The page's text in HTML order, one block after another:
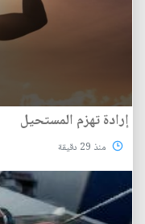
إرادة تهزم المستحيل
منذ 29 دقيقة